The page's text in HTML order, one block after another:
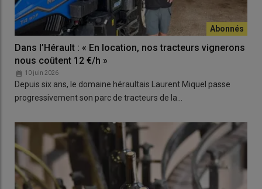
Dans l’Hérault : « En location, nos tracteurs vignerons
nous coûtent 12 €/h »
10 juin 2026
Depuis six ans, le domaine héraultais Laurent Miquel passe
progressivement son parc de tracteurs de la…